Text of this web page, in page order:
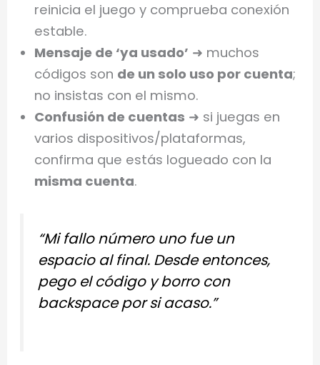
reinicia el juego y comprueba conexión
estable.
Mensaje de ‘ya usado’ ➜ muchos
códigos son de un solo uso por cuenta;
no insistas con el mismo.
Confusión de cuentas ➜ si juegas en
varios dispositivos/plataformas,
confirma que estás logueado con la
misma cuenta.
“Mi fallo número uno fue un
espacio al final. Desde entonces,
pego el código y borro con
backspace por si acaso.”